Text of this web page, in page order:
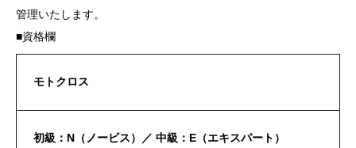
管理いたします。
■資格欄
モトクロス
初級：N（ノービス）／ 中級：E（エキスパート）